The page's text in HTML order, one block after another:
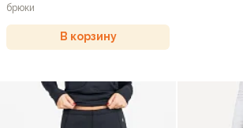
брюки
В корзину